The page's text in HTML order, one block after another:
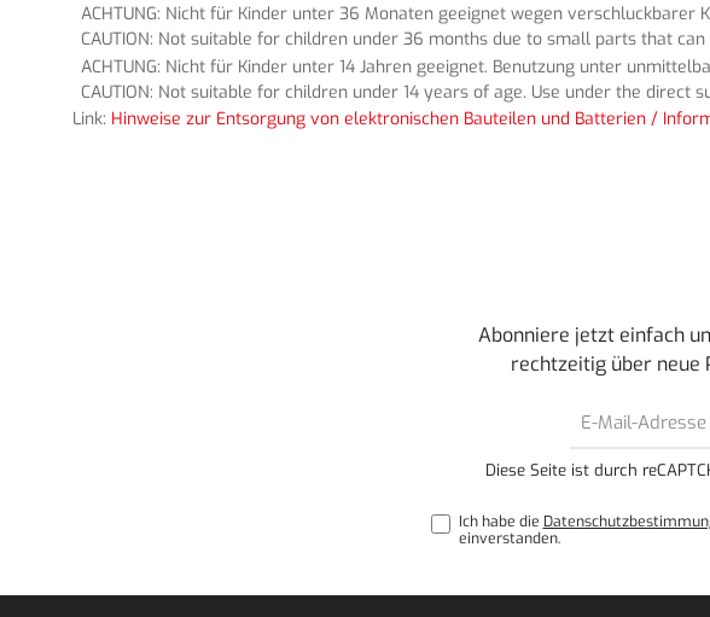
ACHTUNG: Nicht für Kinder unter 36 Monaten geeignet wegen verschluckbarer
CAUTION: Not suitable for children under 36 months due to small parts that
ACHTUNG: Nicht für Kinder unter 14 Jahren geeignet. Benutzung unter
CAUTION: Not suitable for children under 14 years of age. Use under the direct
Link: Hinweise zur Entsorgung von elektronischen Bauteilen und Batterien /
Abonniere jetzt einfach
rechtzeitig über neue
Diese Seite ist durch
Ich habe die
einverstanden.